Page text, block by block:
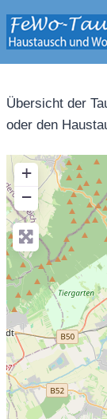
Inhalt
springen
Übersicht der
oder den
+
−